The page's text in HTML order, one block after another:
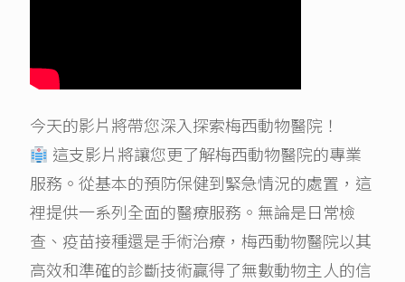
今天的影片將帶您深入探索梅西動物醫院！
這支影片將讓您更了解梅西動物醫院的專業
服務。從基本的預防保健到緊急情況的處置，這
裡提供一系列全面的醫療服務。無論是日常檢
查、疫苗接種還是手術治療，梅西動物醫院以其
高效和準確的診斷技術贏得了無數動物主人的信